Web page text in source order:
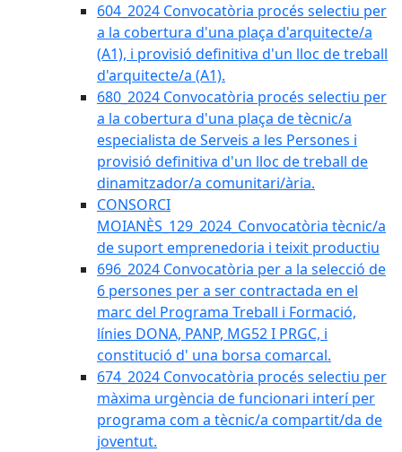
604_2024 Convocatòria procés selectiu per
a la cobertura d'una plaça d'arquitecte/a
(A1), i provisió definitiva d'un lloc de treball
d'arquitecte/a (A1).
680_2024 Convocatòria procés selectiu per
a la cobertura d'una plaça de tècnic/a
especialista de Serveis a les Persones i
provisió definitiva d'un lloc de treball de
dinamitzador/a comunitari/ària.
CONSORCI
MOIANÈS_129_2024_Convocatòria tècnic/a
de suport emprenedoria i teixit productiu
696_2024 Convocatòria per a la selecció de
6 persones per a ser contractada en el
marc del Programa Treball i Formació,
línies DONA, PANP, MG52 I PRGC, i
constitució d' una borsa comarcal.
674_2024 Convocatòria procés selectiu per
màxima urgència de funcionari interí per
programa com a tècnic/a compartit/da de
joventut.